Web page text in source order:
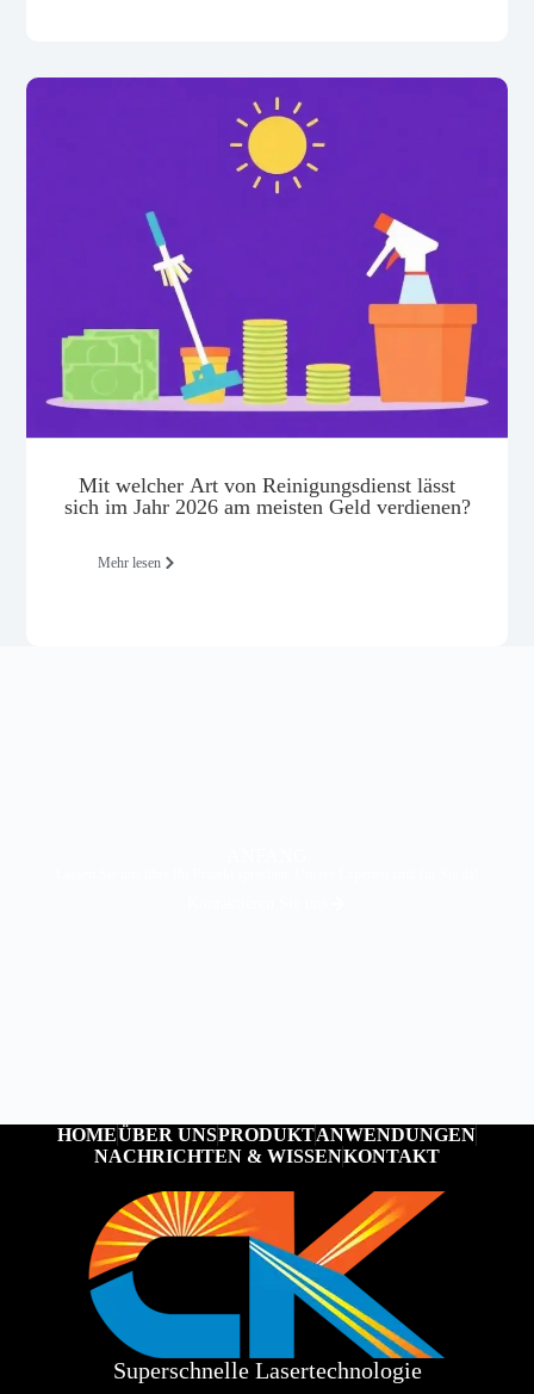
Mit welcher Art von Reinigungsdienst lässt
sich im Jahr 2026 am meisten Geld verdienen?
Mehr lesen
HOMEÜBER UNSPRODUKTANWENDUNGEN
NACHRICHTEN & WISSENKONTAKT
Superschnelle Lasertechnologie